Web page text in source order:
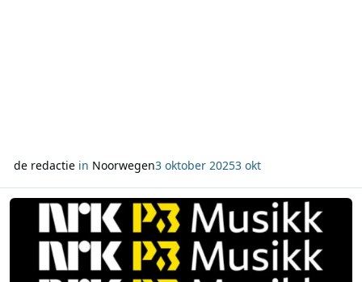
de redactiein Noorwegen3 oktober 20253 okt
Lees meer over Nieuwe radiostation P3 Musikk vervangt P13 in